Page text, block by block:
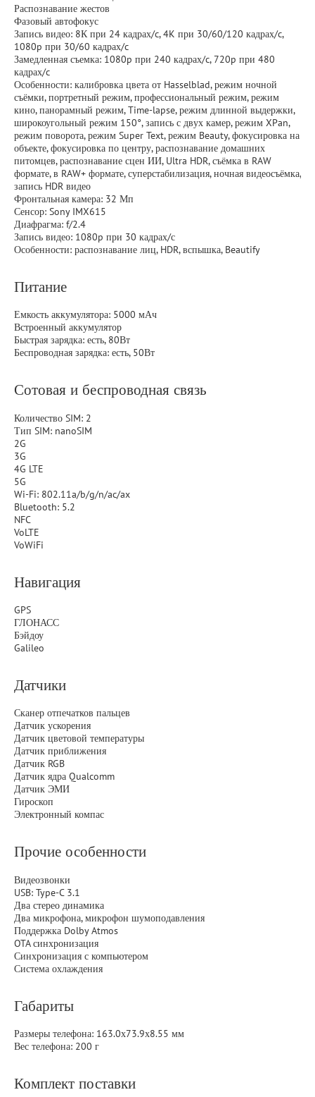
Распознавание жестов
Фазовый автофокус
Запись видео: 8К при 24 кадрах/c, 4K при 30/60/120 кадрах/c,
1080p при 30/60 кадрах/c
Замедленная съемка: 1080p при 240 кадрах/c, 720p при 480
кадрах/c
Особенности: калибровка цвета от Hasselblad, режим ночной
съёмки, портретный режим, профессиональный режим, режим
кино, панорамный режим, Time-lapse, режим длинной выдержки,
широкоугольный режим 150°, запись с двух камер, режим XPan,
режим поворота, режим Super Text, режим Beauty, фокусировка на
объекте, фокусировка по центру, распознавание домашних
питомцев, распознавание сцен ИИ, Ultra HDR, съёмка в RAW
формате, в RAW+ формате, суперстабилизация, ночная видеосъёмка,
запись HDR видео
Фронтальная камера: 32 Мп
Сенсор: Sony IMX615
Диафрагма: f/2.4
Запись видео: 1080p при 30 кадрах/с
Особенности: распознавание лиц, HDR, вспышка, Beautify
Питание
Емкость аккумулятора: 5000 мАч
Встроенный аккумулятор
Быстрая зарядка: есть, 80Вт
Беспроводная зарядка: есть, 50Вт
Сотовая и беспроводная связь
Количество SIM: 2
Тип SIM: nanoSIM
2G
3G
4G LTE
5G
Wi-Fi: 802.11a/b/g/n/ac/ax
Bluetooth: 5.2
NFC
VoLTE
VoWiFi
Навигация
GPS
ГЛОНАСС
Бэйдоу
Galileo
Датчики
Сканер отпечатков пальцев
Датчик ускорения
Датчик цветовой температуры
Датчик приближения
Датчик RGB
Датчик ядра Qualcomm
Датчик ЭМИ
Гироскоп
Электронный компас
Прочие особенности
Видеозвонки
USB: Type-C 3.1
Два стерео динамика
Два микрофона, микрофон шумоподавления
Поддержка Dolby Atmos
OTA синхронизация
Синхронизация с компьютером
Система охлаждения
Габариты
Размеры телефона: 163.0х73.9х8.55 мм
Вес телефона: 200 г
Комплект поставки